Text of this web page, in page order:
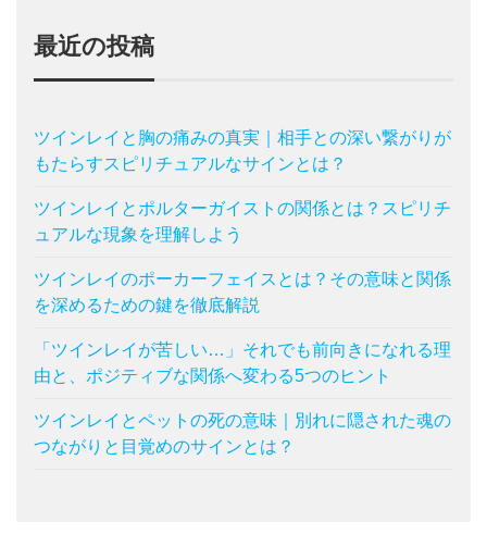
最近の投稿
ツインレイと胸の痛みの真実｜相手との深い繋がりが
もたらすスピリチュアルなサインとは？
ツインレイとポルターガイストの関係とは？スピリチ
ュアルな現象を理解しよう
ツインレイのポーカーフェイスとは？その意味と関係
を深めるための鍵を徹底解説
「ツインレイが苦しい…」それでも前向きになれる理
由と、ポジティブな関係へ変わる5つのヒント
ツインレイとペットの死の意味｜別れに隠された魂の
つながりと目覚めのサインとは？